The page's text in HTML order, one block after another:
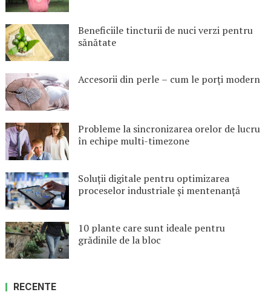
Beneficiile tincturii de nuci verzi pentru
sănătate
Accesorii din perle – cum le porți modern
Probleme la sincronizarea orelor de lucru
în echipe multi-timezone
Soluții digitale pentru optimizarea
proceselor industriale și mentenanță
10 plante care sunt ideale pentru
grădinile de la bloc
RECENTE